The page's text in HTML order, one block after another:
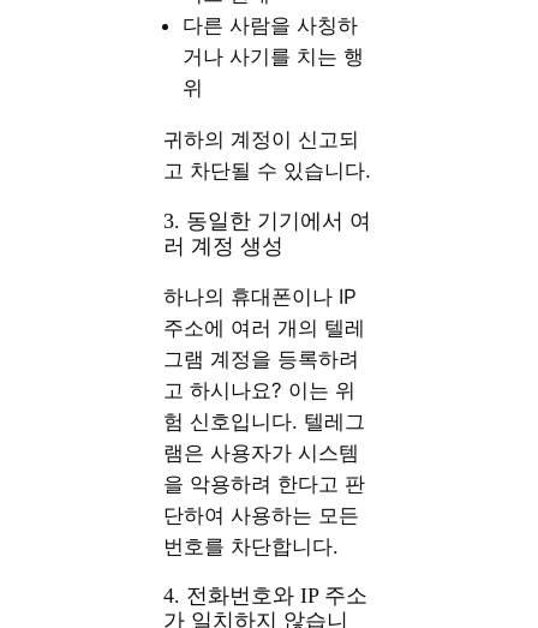
다른 사람을 사칭하
거나 사기를 치는 행
위
귀하의 계정이 신고되
고 차단될 수 있습니다.
3. 동일한 기기에서 여
러 계정 생성
하나의 휴대폰이나 IP
주소에 여러 개의 텔레
그램 계정을 등록하려
고 하시나요? 이는 위
험 신호입니다. 텔레그
램은 사용자가 시스템
을 악용하려 한다고 판
단하여 사용하는 모든
번호를 차단합니다.
4. 전화번호와 IP 주소
가 일치하지 않습니